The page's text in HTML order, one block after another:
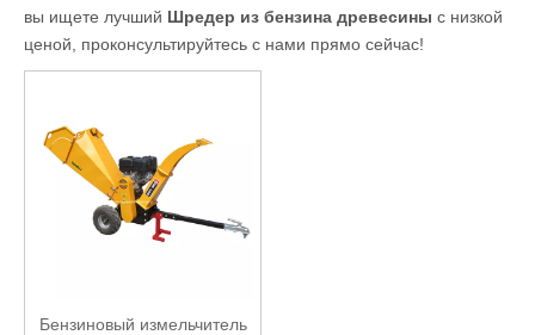
вы ищете лучший Шредер из бензина древесины с низкой
ценой, проконсультируйтесь с нами прямо сейчас!
Бензиновый измельчитель